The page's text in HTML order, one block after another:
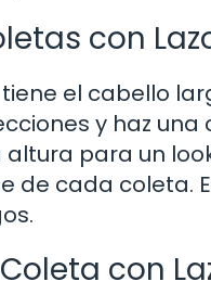
con
tiene el cabello
y haz
para un
de cada coleta.
con